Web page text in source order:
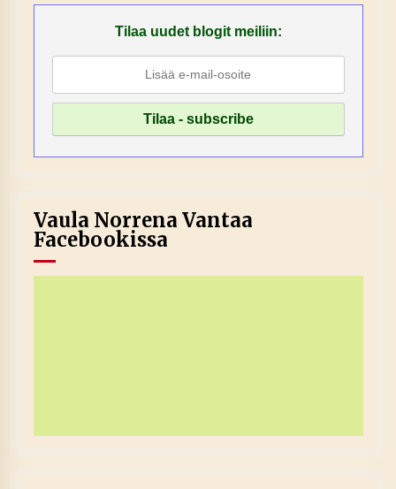
Tilaa uudet blogit meiliin:
Vaula Norrena Vantaa
Facebookissa